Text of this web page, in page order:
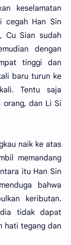
keselamatan
cegah Han Sin
Cu Sian sudah
dengan
tinggi dan
baru turun ke
Tentu saja
orang, dan Li Si
naik ke atas
memandang
itu Han Sin
bahwa
keributan.
tidak dapat
hati tegang dan